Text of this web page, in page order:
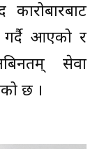
गर्दै आएको र
सेवा
छ ।